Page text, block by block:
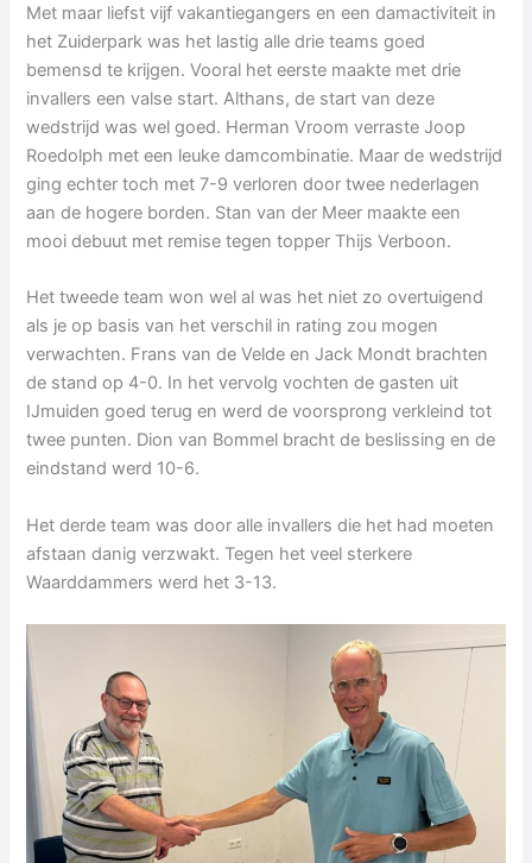
Met maar liefst vijf vakantiegangers en een damactiviteit in
het Zuiderpark was het lastig alle drie teams goed
bemensd te krijgen. Vooral het eerste maakte met drie
invallers een valse start. Althans, de start van deze
wedstrijd was wel goed. Herman Vroom verraste Joop
Roedolph met een leuke damcombinatie. Maar de wedstrijd
ging echter toch met 7-9 verloren door twee nederlagen
aan de hogere borden. Stan van der Meer maakte een
mooi debuut met remise tegen topper Thijs Verboon.
Het tweede team won wel al was het niet zo overtuigend
als je op basis van het verschil in rating zou mogen
verwachten. Frans van de Velde en Jack Mondt brachten
de stand op 4-0. In het vervolg vochten de gasten uit
IJmuiden goed terug en werd de voorsprong verkleind tot
twee punten. Dion van Bommel bracht de beslissing en de
eindstand werd 10-6.
Het derde team was door alle invallers die het had moeten
afstaan danig verzwakt. Tegen het veel sterkere
Waarddammers werd het 3-13.